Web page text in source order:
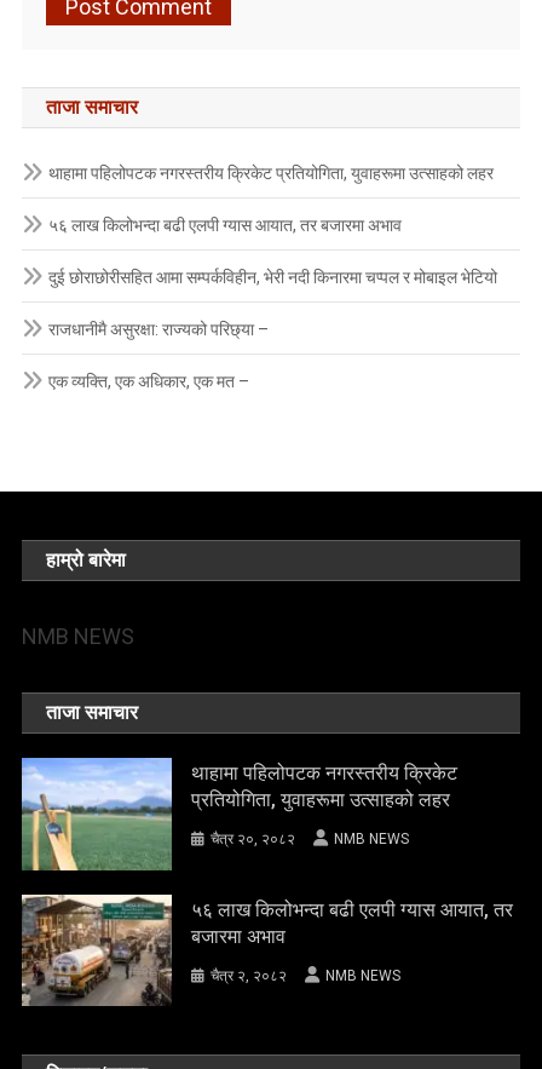
ताजा समाचार
थाहामा पहिलोपटक नगरस्तरीय क्रिकेट प्रतियोगिता, युवाहरूमा उत्साहको लहर
५६ लाख किलोभन्दा बढी एलपी ग्यास आयात, तर बजारमा अभाव
दुई छोराछोरीसहित आमा सम्पर्कविहीन, भेरी नदी किनारमा चप्पल र मोबाइल भेटियो
राजधानीमै असुरक्षा: राज्यको परिछ्या –
एक व्यक्ति, एक अधिकार, एक मत –
हाम्रो बारेमा
NMB NEWS
ताजा समाचार
थाहामा पहिलोपटक नगरस्तरीय क्रिकेट
प्रतियोगिता, युवाहरूमा उत्साहको लहर
चैत्र २०, २०८२ NMB NEWS
५६ लाख किलोभन्दा बढी एलपी ग्यास आयात, तर
बजारमा अभाव
चैत्र २, २०८२ NMB NEWS